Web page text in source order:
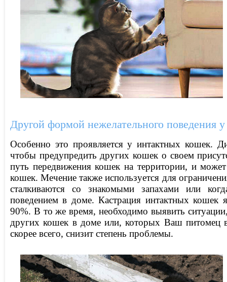
Другой формой нежелательного поведения
Особенно это проявляется у интактных кошек.
чтобы предупредить других кошек о своем
путь передвижения кошек на территории, и
кошек. Мечение также используется для
сталкиваются со знакомыми запахами или
поведением в доме. Кастрация интактных кошек
90%. В то же время, необходимо выявить
других кошек в доме или, которых Ваш питомец
скорее всего, снизит степень проблемы.